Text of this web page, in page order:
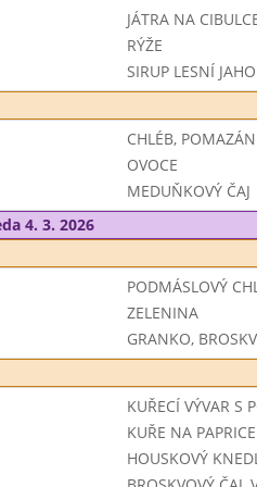
JÁTRA NA
RÝŽE
SIRUP LESNÍ
CHLÉB,
OVOCE
MEDUŇKOVÝ ČAJ
4. 3. 2026
PODMÁSLOVÝ
ZELENINA
GRANKO,
KUŘECÍ VÝVAR S
KUŘE NA PAPRICE
HOUSKOVÝ